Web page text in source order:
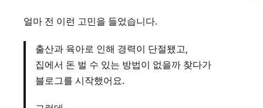
얼마 전 이런 고민을 들었습니다.
출산과 육아로 인해 경력이 단절됐고,
집에서 돈 벌 수 있는 방법이 없을까 찾다가
블로그를 시작했어요.